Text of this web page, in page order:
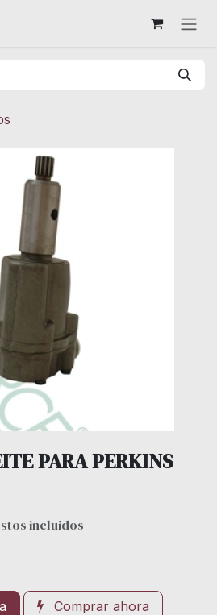
PARA PERKINS
incluidos
Comprar ahora